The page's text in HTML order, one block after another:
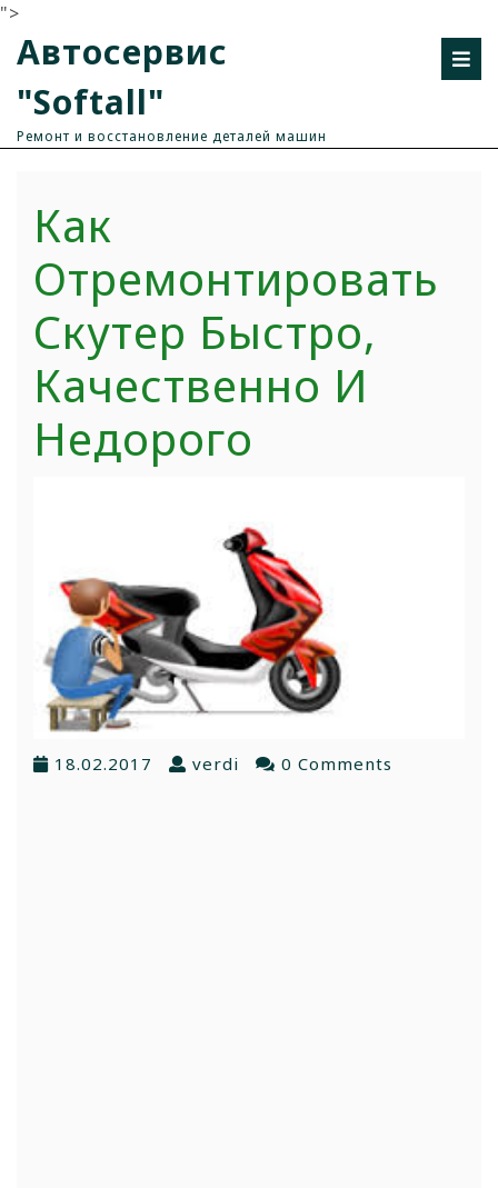
">
Автосервис
"Softall"
Ремонт и восстановление деталей машин
Как
Отремонтировать
Скутер Быстро,
Качественно И
Недорого
18.02.2017 verdi 0 Comments